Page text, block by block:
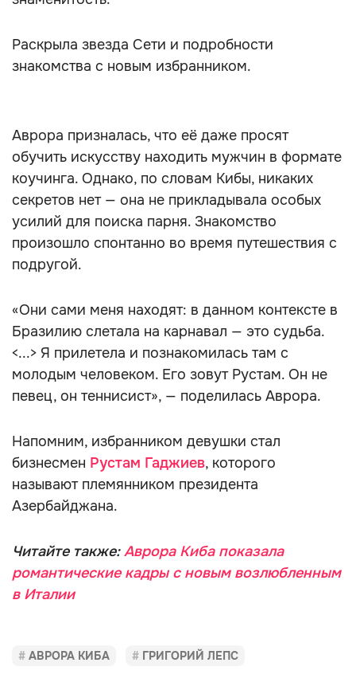
Раскрыла звезда Сети и подробности
знакомства с новым избранником.
Аврора призналась, что её даже просят
обучить искусству находить мужчин в формате
коучинга. Однако, по словам Кибы, никаких
секретов нет — она не прикладывала особых
усилий для поиска парня. Знакомство
произошло спонтанно во время путешествия с
подругой.
«Они сами меня находят: в данном контексте в
Бразилию слетала на карнавал — это судьба.
<...> Я прилетела и познакомилась там с
молодым человеком. Его зовут Рустам. Он не
певец, он теннисист», — поделилась Аврора.
Напомним, избранником девушки стал
бизнесмен Рустам Гаджиев, которого
называют племянником президента
Азербайджана.
Читайте также:Аврора Киба показала
романтические кадры с новым возлюбленным
в Италии
АВРОРА КИБА ГРИГОРИЙ ЛЕПС